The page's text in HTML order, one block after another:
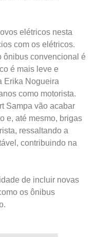
elétricos nesta
com os elétricos.
ônibus convencional é
é mais leve e
Erika Nogueira
como motorista.
Sampa vão acabar
e, até mesmo, brigas
ressaltando a
contribuindo na
de incluir novas
os ônibus